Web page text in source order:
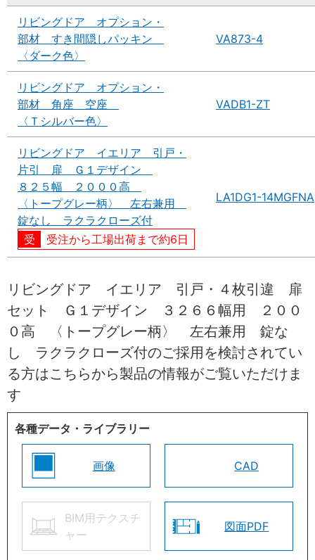
リビングドア オプション・
部材 すき間隠しパッキン
〈ダーク色〉
VA873-4
リビングドア オプション・
部材 角座 空座
〈Ｔシルバー色〉
VADB1-ZT
リビングドア イエリア 引戸・
片引 扉 Ｇ１デザイン
８２５幅 ２０００高
〈トープグレー柄〉 左右兼用
錠なし ラクラクローズ付
受注から工場出荷まで約6日
LA1DG1-14MGFNA
リビングドア イエリア 引戸・４枚引違 扉
セット Ｇ１デザイン ３２６６幅用 ２００
０高 〈トープグレー柄〉 左右兼用 錠な
し ラクラクローズ付のご採用を検討されてい
る方はこちらから製品の情報がご覧いただけま
す
各種データ・ライブラリー
画像 CAD
BIM用テクスチ
ャー
図面PDF